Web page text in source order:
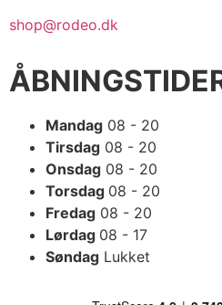
shop@rodeo.dk
Mandag 08 - 20
Tirsdag 08 - 20
Onsdag 08 - 20
Torsdag 08 - 20
Fredag 08 - 20
Lørdag 08 - 17
Søndag Lukket